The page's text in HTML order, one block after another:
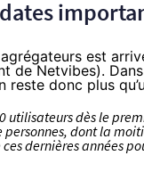
est
de Netvibes).
reste donc plus
utilisateurs dès le
dont la
dernières années